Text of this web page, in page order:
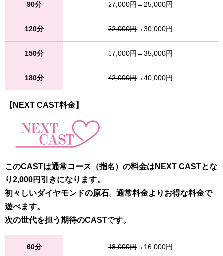
90分 27,000円→25,000円
120分 32,000円→30,000円
150分 37,000円→35,000円
180分 42,000円→40,000円
【NEXT CAST料金】
このCASTは通常コース（指名）の料金はNEXT CASTとな
り2,000円引きになります。
初々しいダイヤモンドの原石。通常料金よりお得な料金で
遊べます。
次の世代を担う期待のCASTです。
60分 18,000円→16,000円